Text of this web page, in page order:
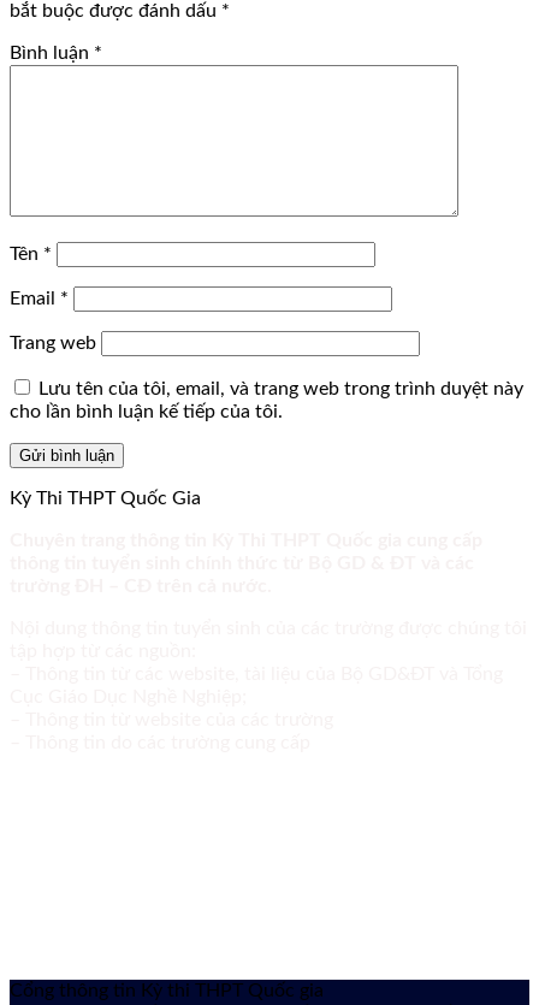
bắt buộc được đánh dấu *
Bình luận *
Tên *
Email *
Trang web
Lưu tên của tôi, email, và trang web trong trình duyệt này
cho lần bình luận kế tiếp của tôi.
Kỳ Thi THPT Quốc Gia
Cổng thông tin Kỳ thi THPT Quốc gia